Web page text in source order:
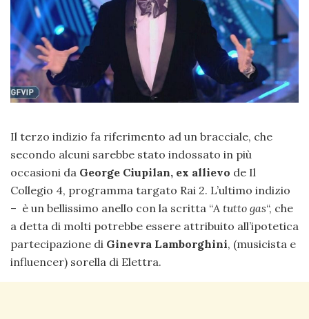
Il terzo indizio fa riferimento ad un bracciale, che
secondo alcuni sarebbe stato indossato in più
occasioni da George Ciupilan, ex allievo de Il
Collegio 4, programma targato Rai 2. L’ultimo indizio
– è un bellissimo anello con la scritta “A tutto gas“, che
a detta di molti potrebbe essere attribuito all’ipotetica
partecipazione di Ginevra Lamborghini, (musicista e
influencer) sorella di Elettra.